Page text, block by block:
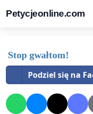
Petycjeonline.com
Stop gwałtom!
Podziel się na